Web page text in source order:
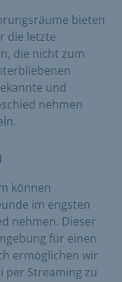
bieten
die letzte
die nicht zum
und
nehmen
können
im engsten
nehmen. Dieser
für einen
ermöglichen wir
per Streaming zu